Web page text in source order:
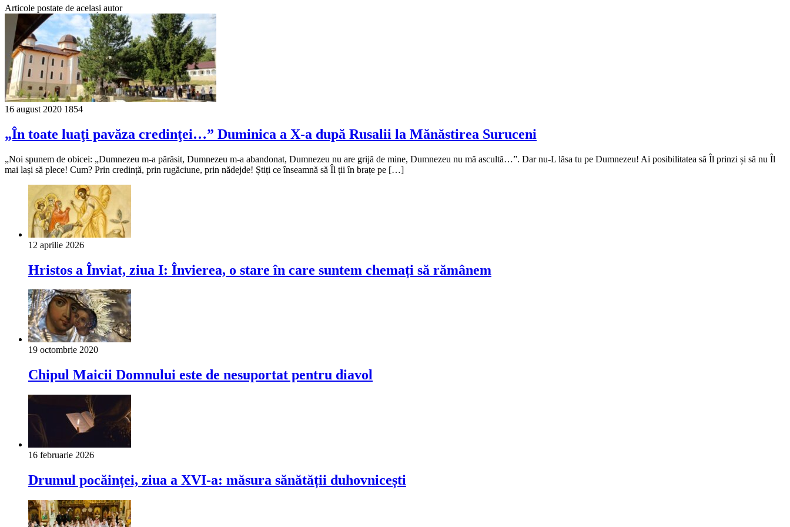
Articole postate de același autor
16 august 2020 1854
„În toate luaţi pavăza credinţei…” Duminica a X-a după Rusalii la Mănăstirea Suruceni
„Noi spunem de obicei: „Dumnezeu m-a părăsit, Dumnezeu m-a abandonat, Dumnezeu nu are grijă de mine, Dumnezeu nu mă ascultă…”. Dar nu-L lăsa tu pe Dumnezeu! Ai posibilitatea să Îl prinzi și să nu Îl
mai lași să plece! Cum? Prin credință, prin rugăciune, prin nădejde! Știți ce înseamnă să Îl ții în brațe pe […]
12 aprilie 2026
Hristos a Înviat, ziua I: Învierea, o stare în care suntem chemați să rămânem
19 octombrie 2020
Chipul Maicii Domnului este de nesuportat pentru diavol
16 februarie 2026
Drumul pocăinței, ziua a XVI-a: măsura sănătății duhovnicești